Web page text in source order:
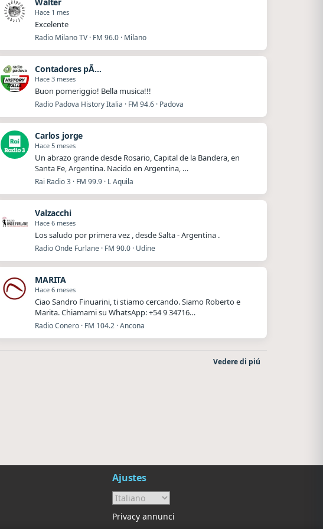
Hace 1 mes
Excelente
Radio Milano TV · FM 96.0 · Milano
Contadores pÃºblicos
Hace 3 meses
Buon pomeriggio! Bella musica!!!
Radio Padova History Italia · FM 94.6 · Padova
Carlos jorge
Hace 5 meses
Un abrazo grande desde Rosario, Capital de la Bandera, en
Santa Fe, Argentina. Nacido en Argentina, …
Rai Radio 3 · FM 99.9 · L Aquila
Valzacchi
Hace 6 meses
Los saludo por primera vez , desde Salta - Argentina .
Radio Onde Furlane · FM 90.0 · Udine
MARITA
Hace 6 meses
Ciao Sandro Finuarini, ti stiamo cercando. Siamo Roberto e
Marita. Chiamami su WhatsApp: +54 9 34716…
Radio Conero · FM 104.2 · Ancona
Vedere di piú
Ajustes
Privacy annunci